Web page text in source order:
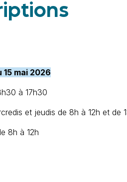
15 mai 2026
à 17h30
et jeudis de 8h à 12h et de
8h à 12h